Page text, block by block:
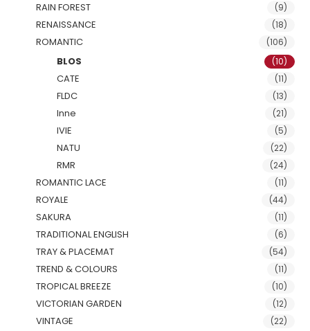
RAIN FOREST (9)
RENAISSANCE (18)
ROMANTIC (106)
BLOS (10)
CATE (11)
FLDC (13)
Inne (21)
IVIE (5)
NATU (22)
RMR (24)
ROMANTIC LACE (11)
ROYALE (44)
SAKURA (11)
TRADITIONAL ENGLISH (6)
TRAY & PLACEMAT (54)
TREND & COLOURS (11)
TROPICAL BREEZE (10)
VICTORIAN GARDEN (12)
VINTAGE (22)